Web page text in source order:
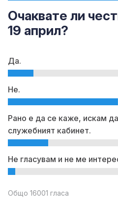
Очаквате ли
19 април?
Да.
Не.
Рано е да се каже, искам
служебният кабинет.
Не гласувам и не ме
Общо 16001 гласа